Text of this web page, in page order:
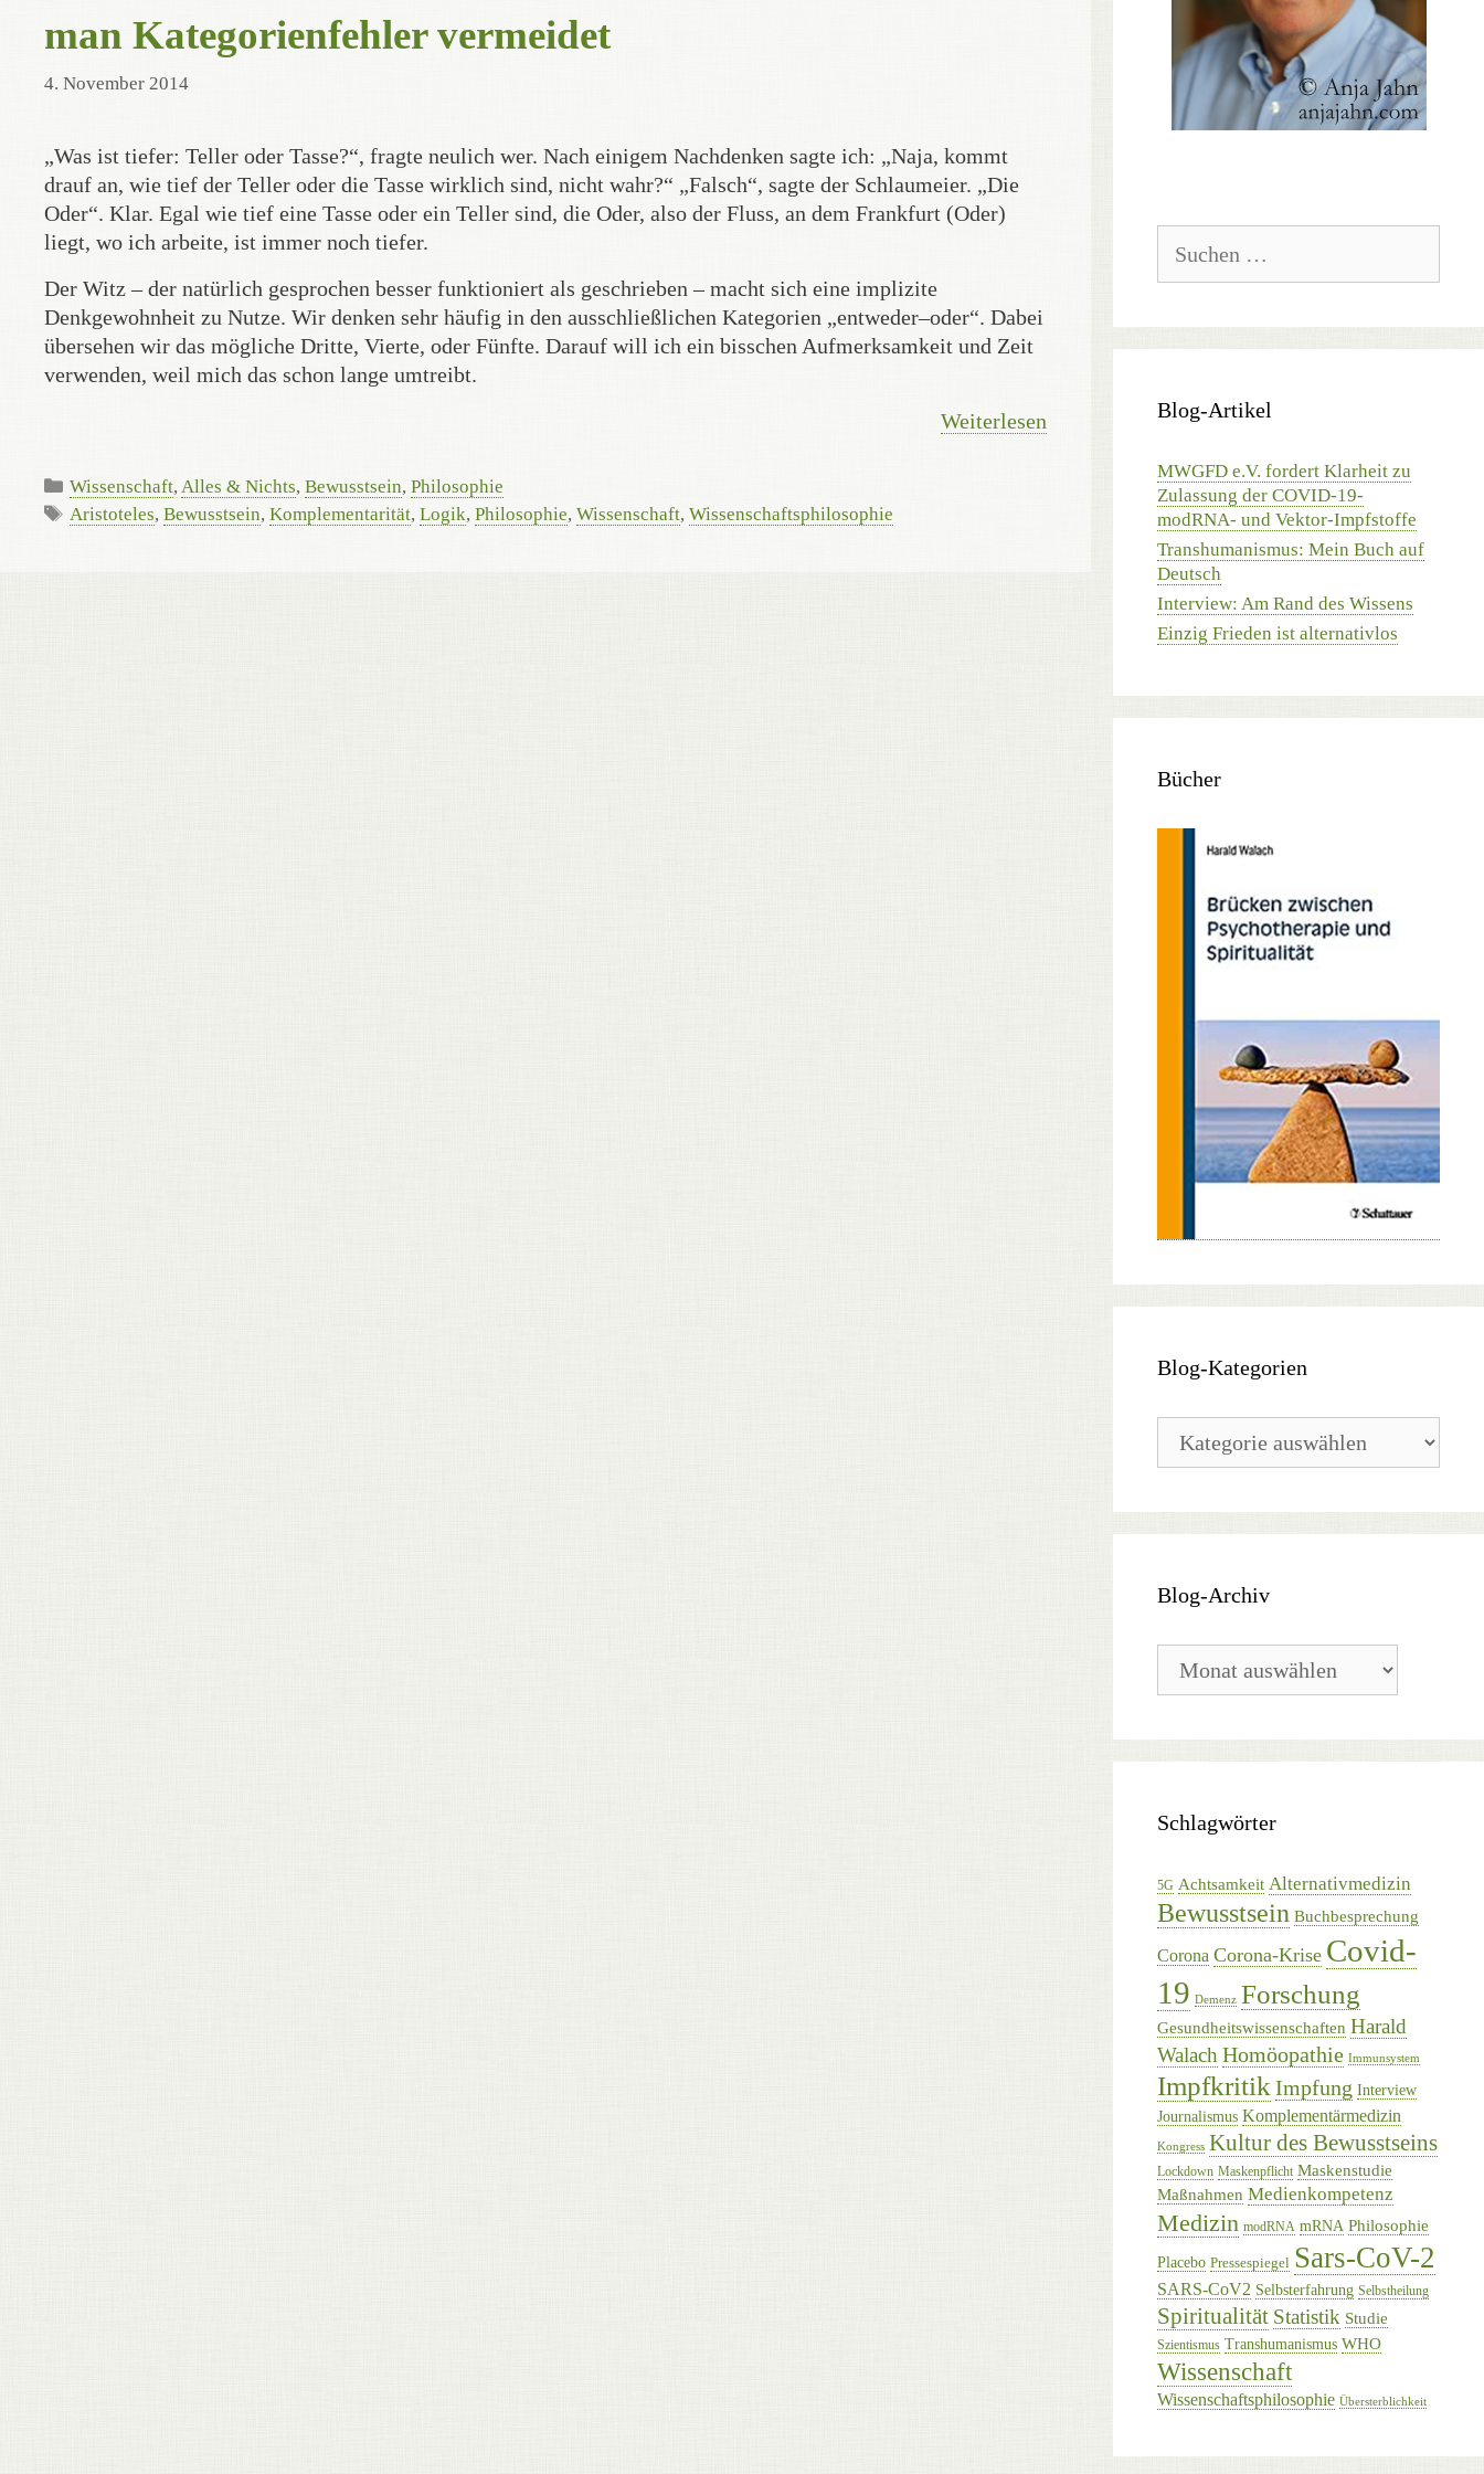
man Kategorienfehler vermeidet
4. November 2014
„Was ist tiefer: Teller oder Tasse?“, fragte neulich wer. Nach einigem Nachdenken sagte ich: „Naja, kommt
drauf an, wie tief der Teller oder die Tasse wirklich sind, nicht wahr?“ „Falsch“, sagte der Schlaumeier. „Die
Oder“. Klar. Egal wie tief eine Tasse oder ein Teller sind, die Oder, also der Fluss, an dem Frankfurt (Oder)
liegt, wo ich arbeite, ist immer noch tiefer.
Der Witz – der natürlich gesprochen besser funktioniert als geschrieben – macht sich eine implizite
Denkgewohnheit zu Nutze. Wir denken sehr häufig in den ausschließlichen Kategorien „entweder–oder“. Dabei
übersehen wir das mögliche Dritte, Vierte, oder Fünfte. Darauf will ich ein bisschen Aufmerksamkeit und Zeit
verwenden, weil mich das schon lange umtreibt.
Weiterlesen
Kategorien
Wissenschaft, Alles & Nichts,Bewusstsein,Philosophie
Schlagwörter
Aristoteles,Bewusstsein,Komplementarität,Logik,Philosophie,Wissenschaft,Wissenschaftsphilosophie
nach:
Blog-Artikel
MWGFD e.V. fordert Klarheit zu
Zulassung der COVID-19-
modRNA- und Vektor-Impfstoffe
Transhumanismus: Mein Buch auf
Deutsch
Interview: Am Rand des Wissens
Einzig Frieden ist alternativlos
Bücher
Blog-Kategorien
Kategorien
Blog-Archiv
Archiv
Schlagwörter
5G Achtsamkeit Alternativmedizin
Bewusstsein Buchbesprechung
Corona Corona-Krise Covid-
19 Demenz Forschung
Gesundheitswissenschaften Harald
Walach Homöopathie Immunsystem
Impfkritik Impfung Interview
Journalismus Komplementärmedizin
Kongress Kultur des Bewusstseins
Lockdown Maskenpflicht Maskenstudie
Maßnahmen Medienkompetenz
Medizin modRNA mRNA Philosophie
Placebo Pressespiegel Sars-CoV-2
SARS-CoV2 Selbsterfahrung Selbstheilung
Spiritualität Statistik Studie
Szientismus Transhumanismus WHO
Wissenschaft
Wissenschaftsphilosophie Übersterblichkeit